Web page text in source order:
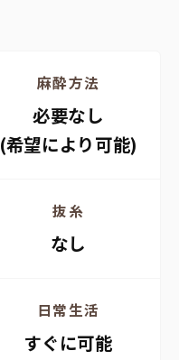
麻酔方法
必要なし
(希望により可能)
抜糸
なし
日常生活
すぐに可能